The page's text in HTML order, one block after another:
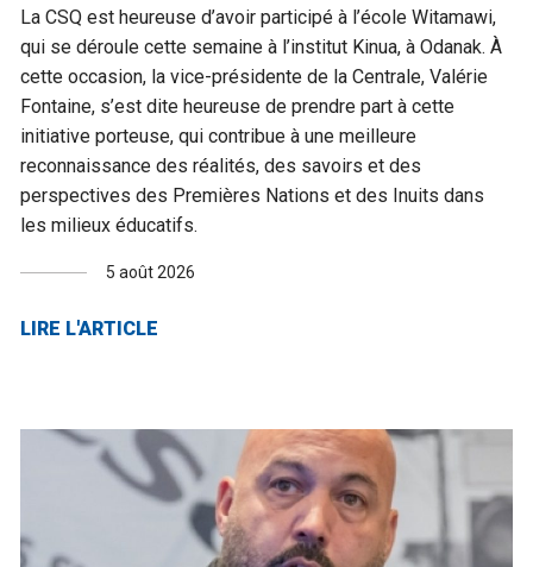
La CSQ est heureuse d’avoir participé à l’école Witamawi,
qui se déroule cette semaine à l’institut Kinua, à Odanak. À
cette occasion, la vice-présidente de la Centrale, Valérie
Fontaine, s’est dite heureuse de prendre part à cette
initiative porteuse, qui contribue à une meilleure
reconnaissance des réalités, des savoirs et des
perspectives des Premières Nations et des Inuits dans
les milieux éducatifs.
5 août 2026
LIRE L'ARTICLE